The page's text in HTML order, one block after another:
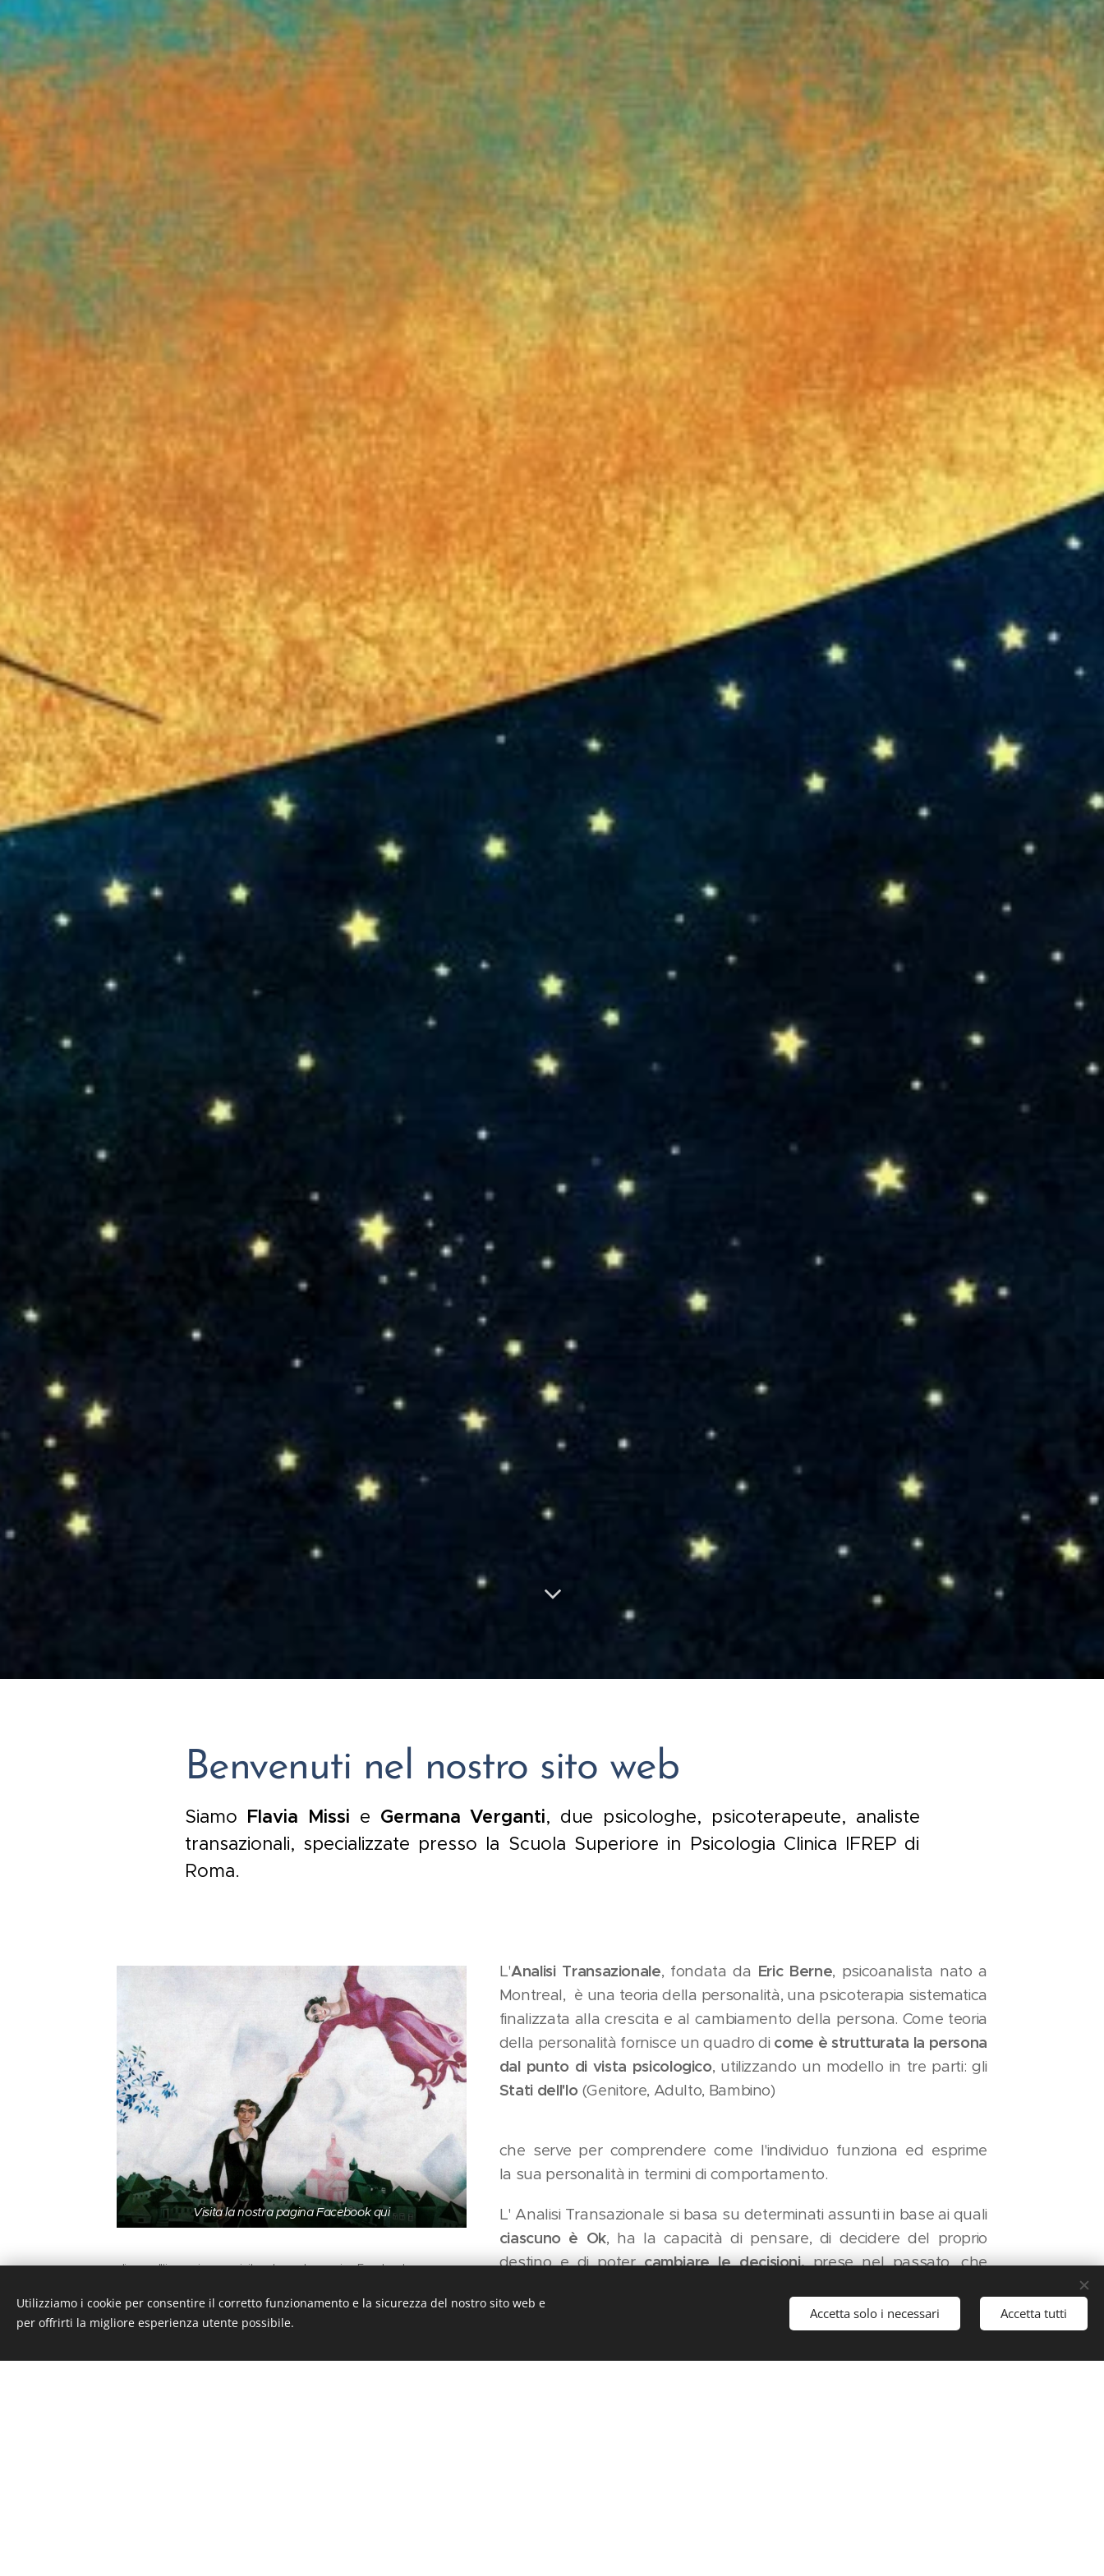
Benvenuti nel nostro sito web
Siamo Flavia Missi e Germana Verganti, due psicologhe, psicoterapeute, analiste
transazionali, specializzate presso la Scuola Superiore in Psicologia Clinica IFREP di
Roma.
Visita la nostra pagina Facebook qui
clicca sull'immagine per visitare la nostra pagina Facebook
L'Analisi Transazionale, fondata da Eric Berne, psicoanalista nato a
Montreal, è una teoria della personalità, una psicoterapia sistematica
finalizzata alla crescita e al cambiamento della persona. Come teoria
della personalità fornisce un quadro di come è strutturata la persona
dal punto di vista psicologico, utilizzando un modello in tre parti: gli
Stati dell'Io (Genitore, Adulto, Bambino)
che serve per comprendere come l'individuo funziona ed esprime
la sua personalità in termini di comportamento.
L' Analisi Transazionale si basa su determinati assunti in base ai quali
ciascuno è Ok, ha la capacità di pensare, di decidere del proprio
destino e di potercambiare le decisioni,prese nel passato, che
Utilizziamo i cookie per consentire il corretto funzionamento e la sicurezza del nostro sito web e
per offrirti la migliore esperienza utente possibile.
Accetta solo i necessari Accetta tutti